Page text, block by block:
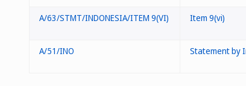
A/63/STMT/INDONESIA/ITEM 9(VI) Item 9(vi)
A/51/INO Statement by